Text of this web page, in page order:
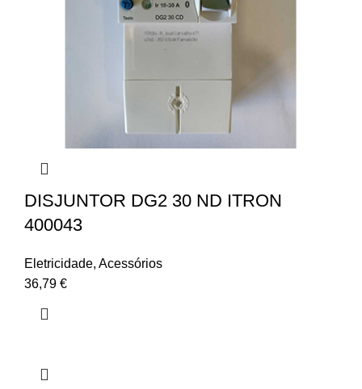
DISJUNTOR DG2 30 ND ITRON
400043
Eletricidade, Acessórios
36,79 €